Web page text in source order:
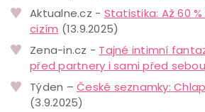
Aktualne.cz - Statistika: Až 60
cizím (13.9.2025)
Zena-in.cz - Tajné intimní
před partnery i sami před sebou
Týden – České seznamky:
(3.9.2025)